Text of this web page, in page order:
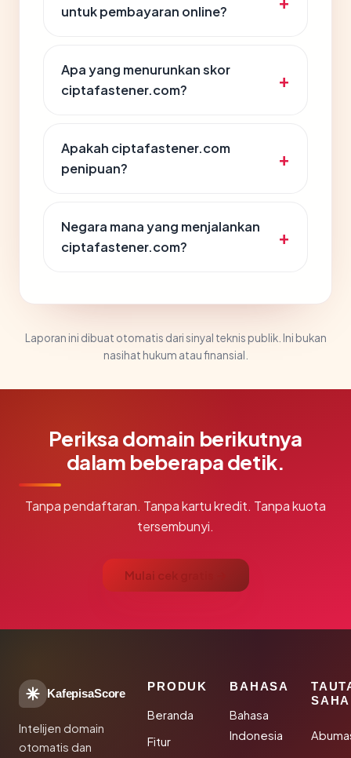
untuk pembayaran online?
Apa yang menurunkan skor
ciptafastener.com?
Apakah ciptafastener.com
penipuan?
Negara mana yang menjalankan
ciptafastener.com?
Laporan ini dibuat otomatis dari sinyal teknis publik. Ini bukan
nasihat hukum atau finansial.
Periksa domain berikutnya
dalam beberapa detik.
Tanpa pendaftaran. Tanpa kartu kredit. Tanpa kuota
tersembunyi.
Mulai cek gratis →
KafepisaScore
Intelijen domain
otomatis dan
PRODUK
Beranda
Fitur
BAHASA
Bahasa
Indonesia